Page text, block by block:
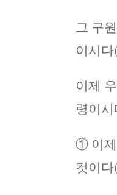
그 구
이시다
이제
령이
① 이제
것이